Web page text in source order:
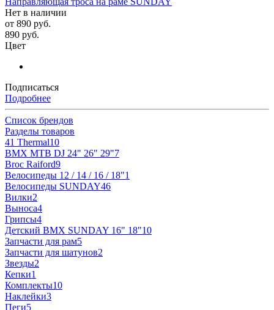
Нет в наличии
от 890 руб.
890 руб.
Цвет
Подписаться
Подробнее
Список брендов
Разделы товаров
41 Thermal10
BMX MTB DJ 24" 26" 29"7
Broc Raiford9
Велосипеды 12 / 14 / 16 / 18"1
Велосипеды SUNDAY46
Вилки2
Выноса4
Грипсы4
Детский BMX SUNDAY 16" 18"10
Запчасти для рам5
Запчасти для шатунов2
Звезды2
Кепки1
Комплекты10
Наклейки3
Пеги5